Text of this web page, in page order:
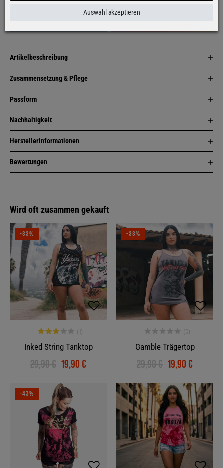
Artikelbeschreibung
Zusammensetzung & Pflege
Passform
Nachhaltigkeit
Herstellerinformationen
Bewertungen
Wird oft zusammen gekauft
-33%
Inked String Tanktop
29,90 € 19,90 €
-33%
Gamble Trägertop
29,90 € 19,90 €
-43%
Auswahl akzeptieren